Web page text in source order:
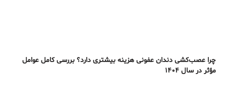
چرا عصب‌کشی دندان عفونی هزینه بیشتری دارد؟ بررسی کامل عوامل
مؤثر در سال ۱۴۰۴